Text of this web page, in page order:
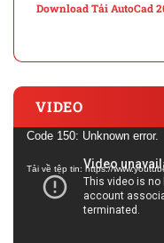
Download Tải AutoCad
VIDEO
Trình
Video
Code 150: Unknown error.
Tải về tệp tin: https://